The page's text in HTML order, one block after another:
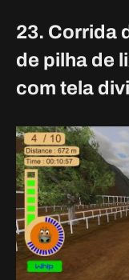
23. Corrida
de pilha de
com tela